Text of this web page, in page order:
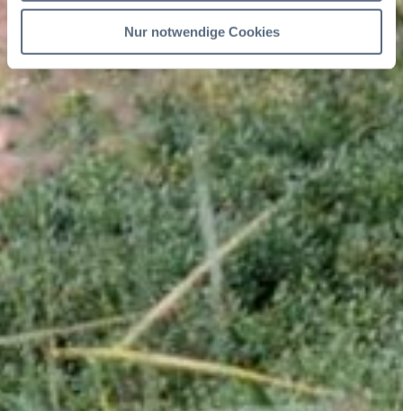
Nur notwendige Cookies